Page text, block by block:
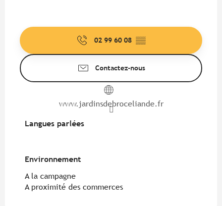
02 99 60 08 ▒▒
Contactez-nous
www.jardinsdebroceliande.fr
Langues parlées
Langues parlées
Environnement
Environnement
A la campagne
A proximité des commerces